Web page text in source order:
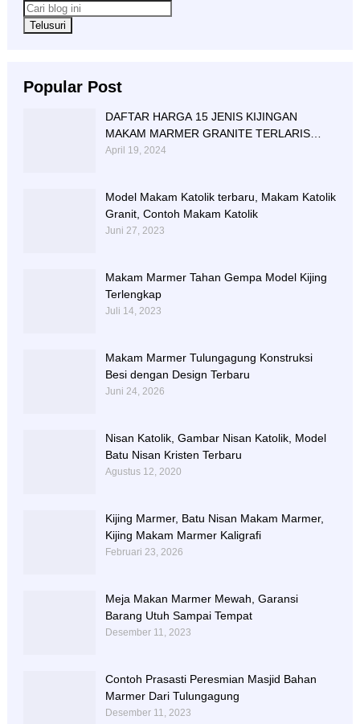
Popular Post
DAFTAR HARGA 15 JENIS KIJINGAN
MAKAM MARMER GRANITE TERLARIS
BERIKUT NISAN NYA
April 19, 2024
Model Makam Katolik terbaru, Makam Katolik
Granit, Contoh Makam Katolik
Juni 27, 2023
Makam Marmer Tahan Gempa Model Kijing
Terlengkap
Juli 14, 2023
Makam Marmer Tulungagung Konstruksi
Besi dengan Design Terbaru
Juni 24, 2026
Nisan Katolik, Gambar Nisan Katolik, Model
Batu Nisan Kristen Terbaru
Agustus 12, 2020
Kijing Marmer, Batu Nisan Makam Marmer,
Kijing Makam Marmer Kaligrafi
Februari 23, 2026
Meja Makan Marmer Mewah, Garansi
Barang Utuh Sampai Tempat
Desember 11, 2023
Contoh Prasasti Peresmian Masjid Bahan
Marmer Dari Tulungagung
Desember 11, 2023